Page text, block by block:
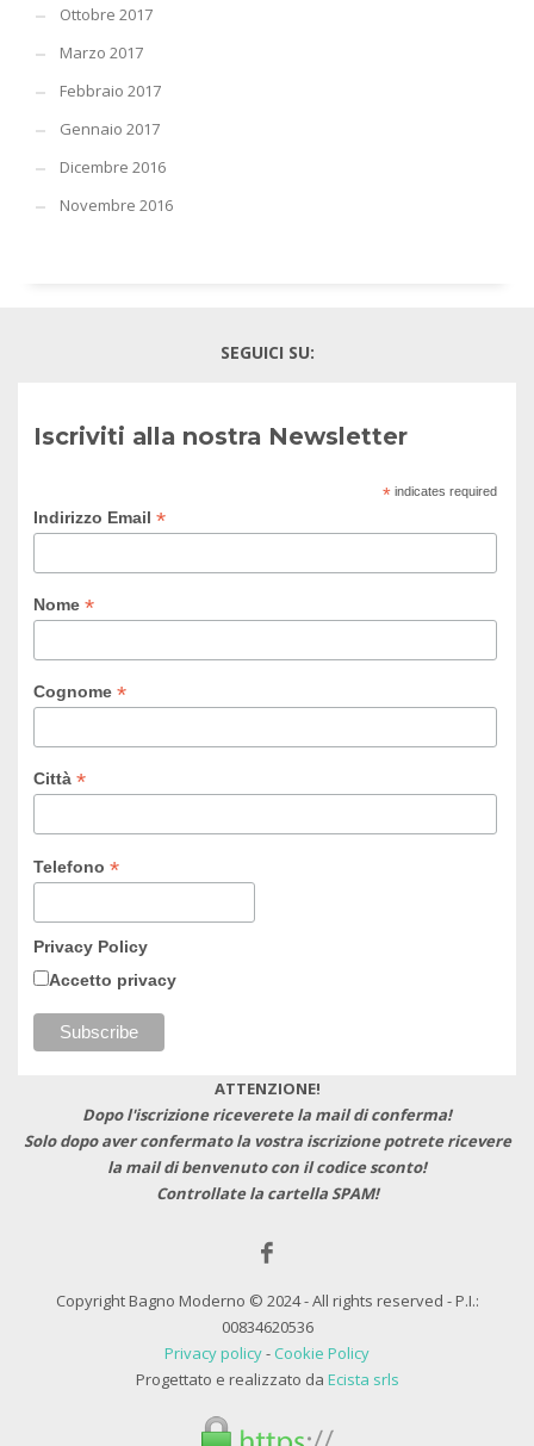
Ottobre 2017
Marzo 2017
Febbraio 2017
Gennaio 2017
Dicembre 2016
Novembre 2016
SEGUICI SU:
Iscriviti alla nostra Newsletter
*indicates required
Indirizzo Email *
Nome *
Cognome *
Città *
Telefono *
Privacy Policy
Accetto privacy
ATTENZIONE!
Dopo l'iscrizione riceverete la mail di conferma!
Solo dopo aver confermato la vostra iscrizione potrete ricevere
la mail di benvenuto con il codice sconto!
Controllate la cartella SPAM!
Copyright Bagno Moderno © 2024 - All rights reserved - P.I.:
00834620536
Privacy policy- Cookie Policy
Progettato e realizzato da Ecista srls